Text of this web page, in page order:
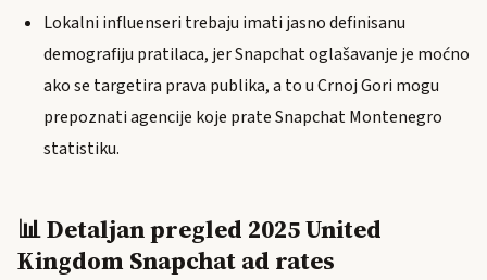
Lokalni influenseri trebaju imati jasno definisanu
demografiju pratilaca, jer Snapchat oglašavanje je moćno
ako se targetira prava publika, a to u Crnoj Gori mogu
prepoznati agencije koje prate Snapchat Montenegro
statistiku.
📊 Detaljan pregled 2025 United
Kingdom Snapchat ad rates